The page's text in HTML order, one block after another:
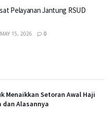
Pelayanan Jantung RSUD
MAY 15, 2026 0
Menaikkan Setoran Awal Haji
dan Alasannya